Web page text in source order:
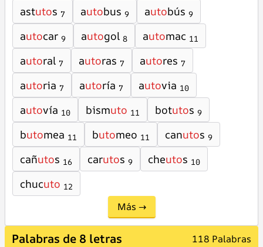
astutos 7 autobus 9 autobús 9
autocar 9 autogol 8 automac 11
autoral 7 autoras 7 autores 7
autoria 7 autoría 7 autovia 10
autovía 10 bismuto 11 botutos 9
butomea 11 butomeo 11 canutos 9
cañutos 16 carutos 9 cheutos 10
chucuto 12
Más →
Palabras de 8 letras 118 Palabras